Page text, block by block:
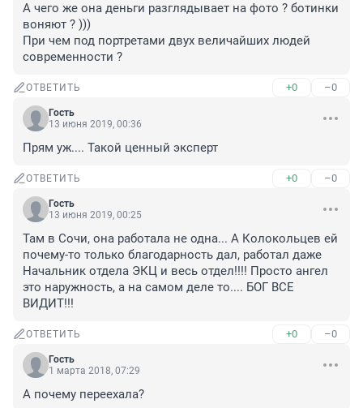
А чего же она деньги разглядывает на фото ? ботинки
воняют ? )))
При чем под портретами двух величайших людей
современности ?
ОТВЕТИТЬ +0 –0
Гость
13 июня 2019, 00:36
Прям уж.... Такой ценный эксперт
ОТВЕТИТЬ +0 –0
Гость
13 июня 2019, 00:25
Там в Сочи, она работала не одна... А Колокольцев ей
почему-то только благодарность дал, работал даже
Начальник отдела ЭКЦ и весь отдел!!!! Просто ангел
это наружность, а на самом деле то.... БОГ ВСЕ
ВИДИТ!!!
ОТВЕТИТЬ +0 –0
Гость
1 марта 2018, 07:29
А почему переехала?